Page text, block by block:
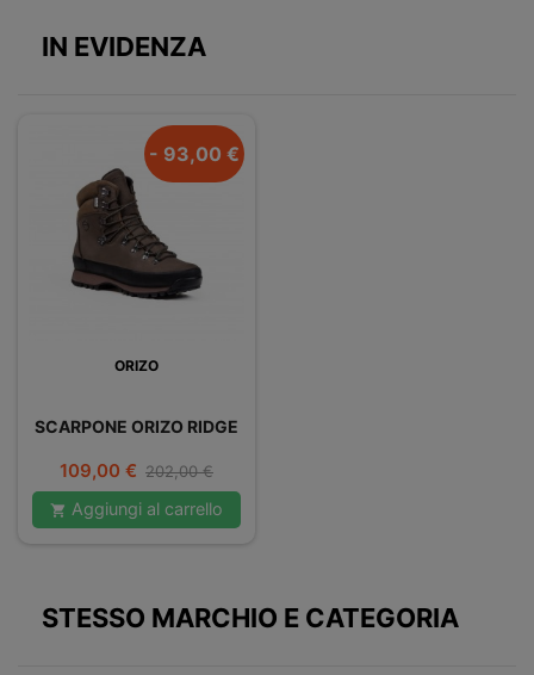
IN EVIDENZA
- 93,00 €
ORIZO
SCARPONE ORIZO RIDGE
Prezzo
109,00 € Prezzo
base
202,00 €
 Aggiungi al carrello
STESSO MARCHIO E CATEGORIA